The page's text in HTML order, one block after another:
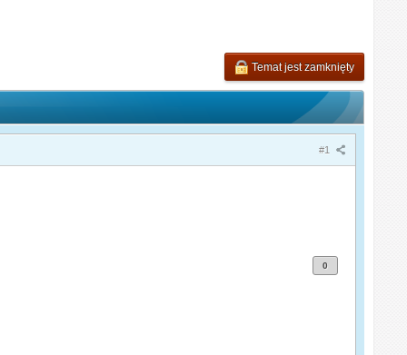
Temat jest zamknięty
#1
0